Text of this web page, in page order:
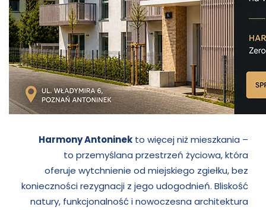
Harmony Antoninek to więcej niż mieszkania –
to przemyślana przestrzeń życiowa, która
oferuje wytchnienie od miejskiego zgiełku, bez
konieczności rezygnacji z jego udogodnień. Bliskość
natury, funkcjonalność i nowoczesna architektura